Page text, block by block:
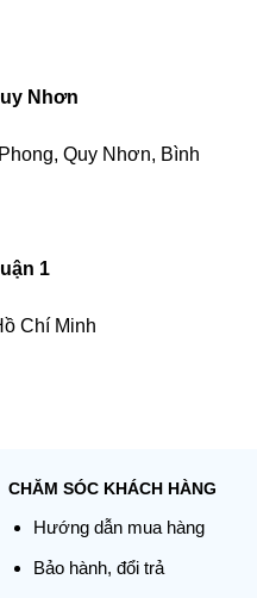
Nhơn
Quy Nhơn, Bình
1
Chí Minh
CHĂM SÓC KHÁCH HÀNG
Hướng dẫn mua hàng
Bảo hành, đổi trả